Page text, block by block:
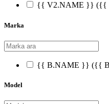
{{ V2.NAME }} ({{
Marka
{{ B.NAME }} ({{
Model